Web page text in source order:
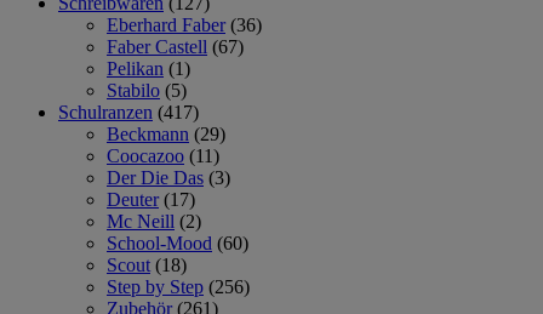
Eberhard Faber (36)
Faber Castell (67)
Pelikan (1)
Stabilo (5)
Schulranzen (417)
Beckmann (29)
Coocazoo (11)
Der Die Das (3)
Deuter (17)
Mc Neill (2)
School-Mood (60)
Scout (18)
Step by Step (256)
Zubehör (261)